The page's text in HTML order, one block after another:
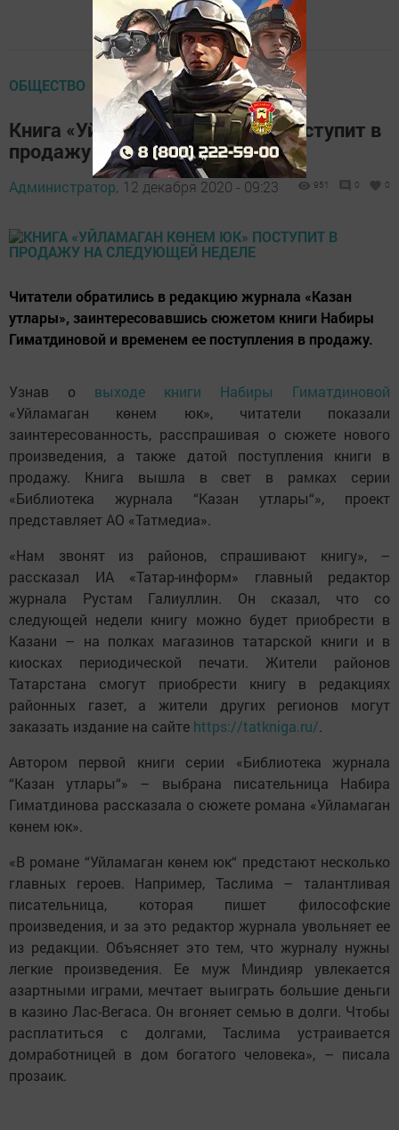
ОБЩЕСТВО
Книга «Уйламаган көнем юк» поступит в
продажу на следующей неделе
Администратор, 12 декабря 2020 - 09:23 951 0 0
Читатели обратились в редакцию журнала «Казан
утлары», заинтересовавшись сюжетом книги Набиры
Гиматдиновой и временем ее поступления в продажу.
Узнав о выходе книги Набиры Гиматдиновой
«Уйламаган көнем юк», читатели показали
заинтересованность, расспрашивая о сюжете нового
произведения, а также датой поступления книги в
продажу. Книга вышла в свет в рамках серии
«Библиотека журнала “Казан утлары“», проект
представляет АО «Татмедиа».
«Нам звонят из районов, спрашивают книгу», –
рассказал ИА «Татар-информ» главный редактор
журнала Рустам Галиуллин. Он сказал, что со
следующей недели книгу можно будет приобрести в
Казани – на полках магазинов татарской книги и в
киосках периодической печати. Жители районов
Татарстана смогут приобрести книгу в редакциях
районных газет, а жители других регионов могут
заказать издание на сайте https://tatkniga.ru/.
Автором первой книги серии «Библиотека журнала
“Казан утлары“» – выбрана писательница Набира
Гиматдинова рассказала о сюжете романа «Уйламаган
көнем юк».
«В романе “Уйламаган көнем юк“ предстают несколько
главных героев. Например, Таслима – талантливая
писательница, которая пишет философские
произведения, и за это редактор журнала увольняет ее
из редакции. Объясняет это тем, что журналу нужны
легкие произведения. Ее муж Миндияр увлекается
азартными играми, мечтает выиграть большие деньги
в казино Лас-Вегаса. Он вгоняет семью в долги. Чтобы
расплатиться с долгами, Таслима устраивается
домработницей в дом богатого человека», – писала
прозаик.